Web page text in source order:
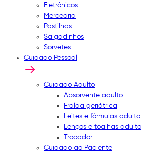
Eletrônicos
Mercearia
Pastilhas
Salgadinhos
Sorvetes
Cuidado Pessoal
Cuidado Adulto
Absorvente adulto
Fralda geriátrica
Leites e fórmulas adulto
Lenços e toalhas adulto
Trocador
Cuidado ao Paciente